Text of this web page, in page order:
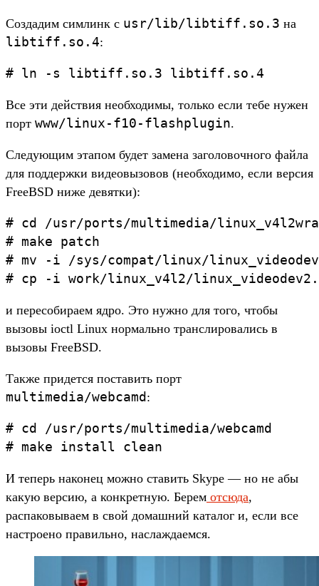
Создадим симлинк с usr/lib/libtiff.so.3 на
libtiff.so.4:
Все эти действия необходимы, только если тебе нужен
порт www/linux-f10-flashplugin.
Следующим этапом будет замена заголовочного файла
для поддержки видеовызовов (необходимо, если версия
FreeBSD ниже девятки):
# cd /usr/ports/multimedia/
# make patch
# mv -i /sys/compat/linux/
и пересобираем ядро. Это нужно для того, чтобы
вызовы ioctl Linux нормально транслировались в
вызовы FreeBSD.
Также придется поставить порт
multimedia/webcamd :
# cd /usr/ports/multimedia/webcamd
И теперь наконец можно ставить Skype — но не абы
какую версию, а конкретную. Берем отсюда,
распаковываем в свой домашний каталог и, если все
настроено правильно, наслаждаемся.